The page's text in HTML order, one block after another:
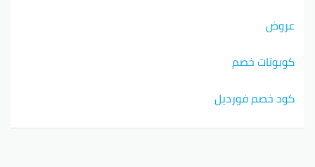
عروض
كوبونات خصم
كود خصم فورديل